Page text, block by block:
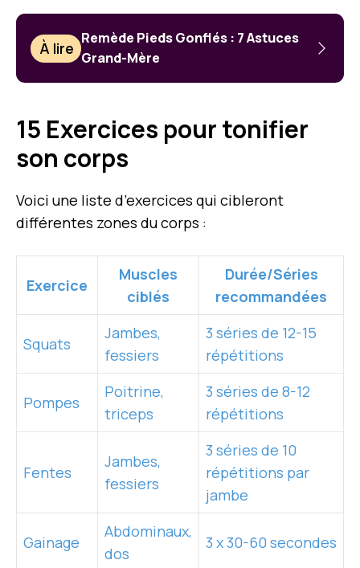
À lire
Remède Pieds Gonflés : 7 Astuces
Grand-Mère
15 Exercices pour tonifier
son corps
Voici une liste d’exercices qui cibleront
différentes zones du corps :
Exercice
Muscles
ciblés
Durée/Séries
recommandées
Squats
Jambes,
fessiers
3 séries de 12-15
répétitions
Pompes
Poitrine,
triceps
3 séries de 8-12
répétitions
Fentes
Jambes,
fessiers
3 séries de 10
répétitions par
jambe
Gainage
Abdominaux,
dos
3 x 30-60 secondes